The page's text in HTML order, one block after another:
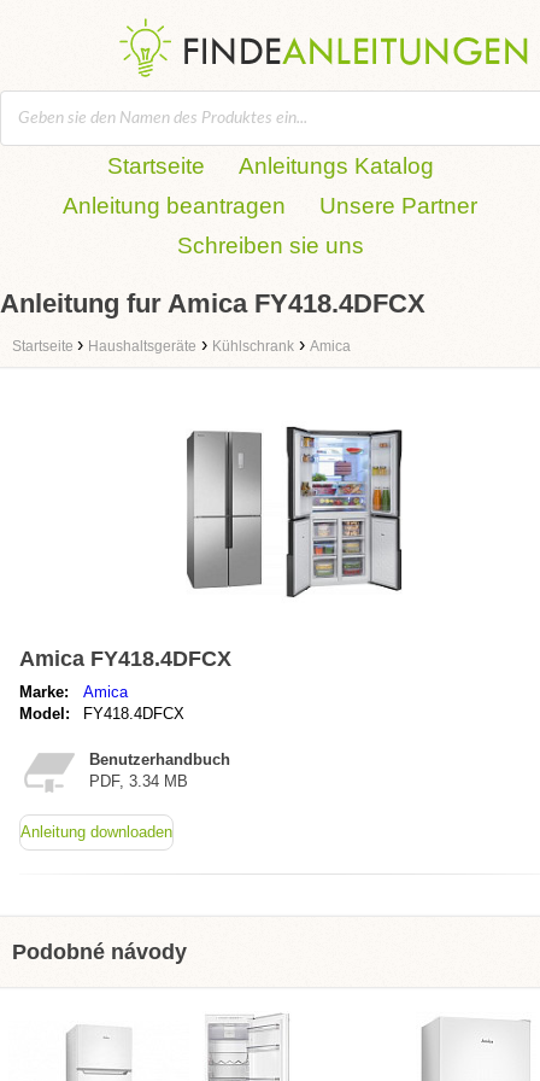
Startseite
Anleitungs Katalog
Anleitung beantragen
Unsere Partner
Schreiben sie uns
Anleitung fur Amica FY418.4DFCX
Startseite › Haushaltsgeräte › Kühlschrank › Amica
Amica FY418.4DFCX
Marke:
Amica
Model:
FY418.4DFCX
Benutzerhandbuch
PDF, 3.34 MB
Anleitung downloaden
Podobné návody